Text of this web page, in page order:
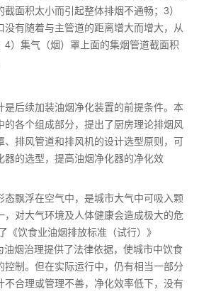
面积太小而引起整体排烟不通畅；3）
没有随着与主管道的距离增大而增大，从
4）集气（烟）罩上面的集烟管道截面积
是后续加装油烟净化装置的前提条件。本
各个组成部分，提出了厨房理论排烟风
、排风管道和排风机的设计选型原则，可
器的选型，提高油烟净化器的净化效
态飘浮在空气中，是城市大气中可吸入颗
，对大气环境及人体健康会造成极大的危
《饮食业油烟排放标准（试行）》
油烟治理提供了法律依据，使城市中饮食
控制。但在实际运行中，仍有相当一部分
不合理或管理不善，净化效率低下，没有